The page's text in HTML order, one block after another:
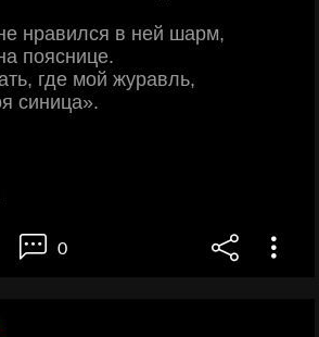
нравился в ней шарм,
пояснице.
где мой журавль,
синица».
0